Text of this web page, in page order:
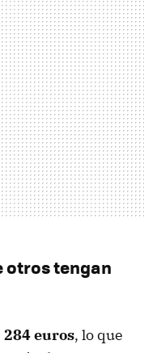
otros tengan
284 euros, lo que